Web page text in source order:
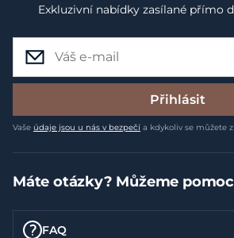
Exkluzivní nabídky zasílané přímo
Přihlásit
Vaše údaje jsou u nás v bezpečí a kdykoliv se můžete
Máte otázky? Můžeme
FAQ